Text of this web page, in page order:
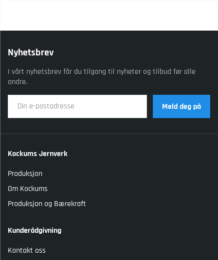
Nyhetsbrev
I vårt nyhetsbrev får du tilgang til nyheter og tilbud før alle
andre.
Meld deg på
Kockums Jernverk
Produksjon
Om Kockums
Produksjon og Bærekraft
Kunderådgivning
Kontakt oss